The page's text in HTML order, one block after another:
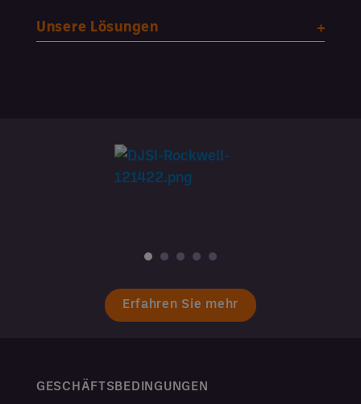
Unsere Lösungen
Erfahren Sie mehr
GESCHÄFTSBEDINGUNGEN